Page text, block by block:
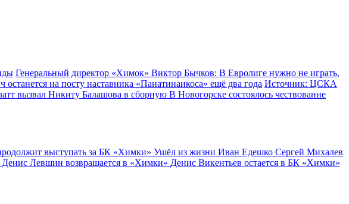
Генеральный директор «Химок» Виктор Бычков: В Евролиге нужно не играть,
останется на посту наставника «Панатинаикоса» ещё два года Источник: ЦСКА
вызвал Никиту Балашова в сборную В Новогорске состоялось чествование
выступать за БК «Химки» Ушёл из жизни Иван Едешко Сергей Михалев
Денис Левшин возвращается в «Химки» Денис Викентьев остается в БК «Химки»